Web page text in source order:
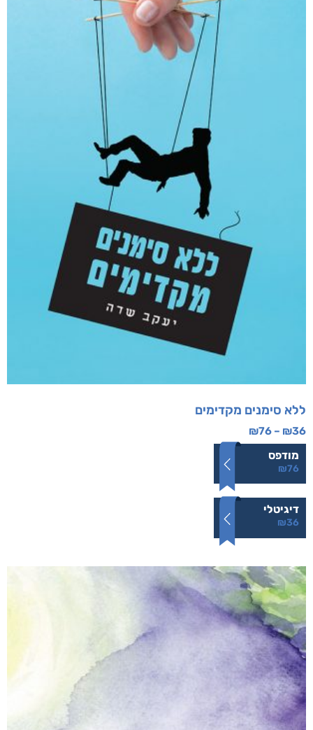
ללא סימנים מקדימים
₪36
–
₪76
מודפס
₪76
דיגיטלי
₪36